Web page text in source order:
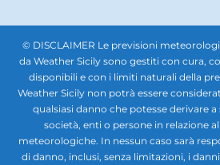
© DISCLAIMER Le previsioni
da Weather Sicily sono gestiti con cura,
disponibili e con i limiti naturali della
Weather Sicily non potrà essere
qualsiasi danno che potesse derivare
società, enti o persone in relazione
meteorologiche. In nessun caso sarà
di danno, inclusi, senza limitazioni, i